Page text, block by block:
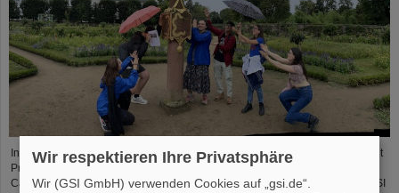
In diesem Jahr nahmen 31 Studierende aus 16 Ländern am Summer Student
Program bei GSI und FAIR teil. Sie verbrachten acht Wochen auf dem
Campus, machten sich mit den Experimenten und Forschungsfeldern von GSI
Wir respektieren Ihre Privatsphäre
Wir (GSI GmbH) verwenden Cookies auf „gsi.de“.